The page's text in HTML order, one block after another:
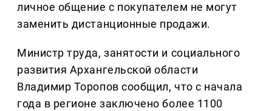
личное общение с покупателем не могут
заменить дистанционные продажи.
Министр труда, занятости и социального
развития Архангельской области
Владимир Торопов сообщил, что с начала
года в регионе заключено более 1100